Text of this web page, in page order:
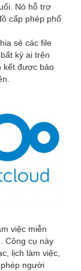
Nó hỗ trợ
cấp phép phổ
sẻ các file
kỳ ai trên
kết được bảo
việc miễn
Công cụ này
lịch làm việc,
người